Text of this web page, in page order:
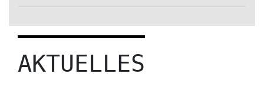
AKTUELLES